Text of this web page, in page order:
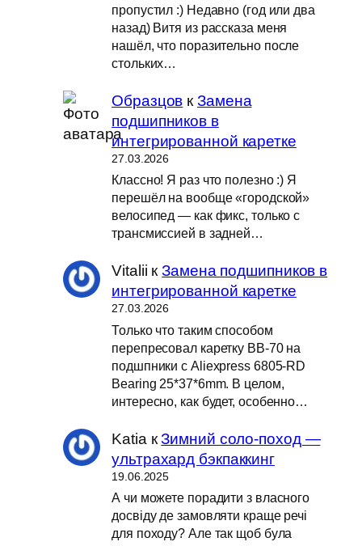
пропустил :) Недавно (год или два
назад) Витя из рассказа меня
нашёл, что поразительно после
стольких…
Образцов кЗамена
подшипников в
интегрированной каретке
27.03.2026
Классно! Я раз что полезно :) Я
перешёл на вообще «городской»
велосипед — как фикс, только с
трансмиссией в задней…
Vitalii кЗамена подшипников в
интегрированной каретке
27.03.2026
Только что таким способом
перепресовал каретку BB-70 на
подшпники с Aliexpress 6805-RD
Bearing 25*37*6mm. В целом,
интересно, как будет, особенно…
Katia кЗимний соло-поход —
ультрахард бэкпаккинг
19.06.2025
А чи можете порадити з власного
досвіду де замовляти краще речі
для походу? Але так щоб була